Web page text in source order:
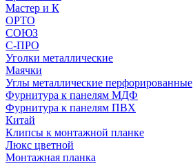
Мастер и К
ОРТО
СОЮЗ
С-ПРО
Уголки металлические
Маячки
Углы металлические перфорированные
Фурнитура к панелям МДФ
Фурнитура к панелям ПВХ
Китай
Клипсы к монтажной планке
Люкс цветной
Монтажная планка